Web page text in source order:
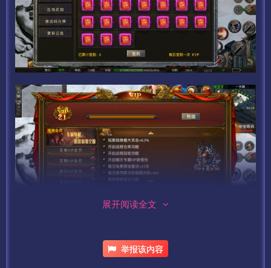
展开阅读全文
举报该内容